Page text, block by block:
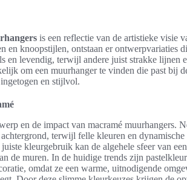
is een reflectie van de artistieke visie
en knoopstijlen, ontstaan er ontwerpvariaties
en levendig, terwijl andere juist strakke lijnen
om een muurhanger te vinden die past bij
en stijlvol.
en de impact van macramé muurhangers.
terwijl felle kleuren en dynamische
kleurgebruik kan de algehele sfeer van
de muren. In de huidige trends zijn
omdat ze een warme, uitnodigende